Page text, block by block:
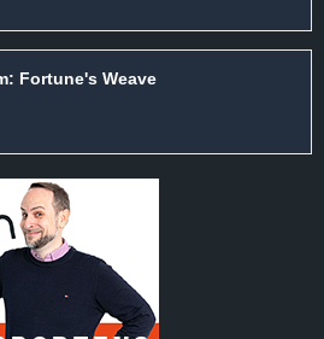
Fortune's Weave